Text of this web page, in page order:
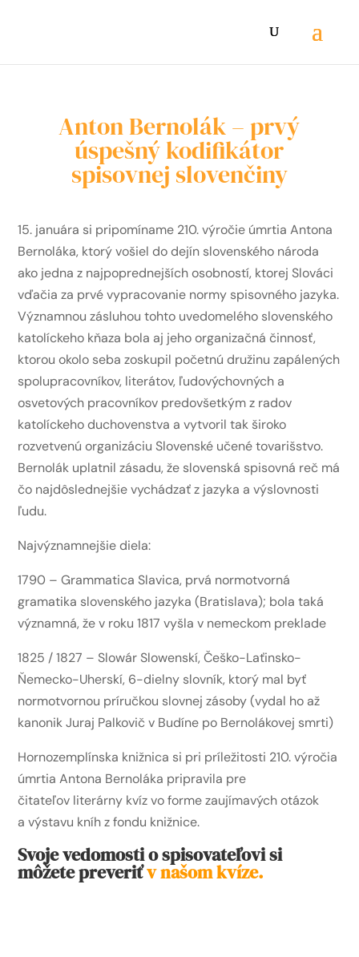
Anton Bernolák – prvý
úspešný kodifikátor
spisovnej slovenčiny
15. januára si pripomíname 210. výročie úmrtia Antona
Bernoláka, ktorý vošiel do dejín slovenského národa
ako jedna z najpoprednejších osobností, ktorej Slováci
vďačia za prvé vypracovanie normy spisovného jazyka.
Významnou zásluhou tohto uvedomelého slovenského
katolíckeho kňaza bola aj jeho organizačná činnosť,
ktorou okolo seba zoskupil početnú družinu zapálených
spolupracovníkov, literátov, ľudovýchovných a
osvetových pracovníkov predovšetkým z radov
katolíckeho duchovenstva a vytvoril tak široko
rozvetvenú organizáciu Slovenské učené tovarišstvo.
Bernolák uplatnil zásadu, že slovenská spisovná reč má
čo najdôslednejšie vychádzať z jazyka a výslovnosti
ľudu.
Najvýznamnejšie diela:
1790 – Grammatica Slavica, prvá normotvorná
gramatika slovenského jazyka (Bratislava); bola taká
významná, že v roku 1817 vyšla v nemeckom preklade
1825 / 1827 – Slowár Slowenskí, Češko-Laťinsko-
Ňemecko-Uherskí, 6-dielny slovník, ktorý mal byť
normotvornou príručkou slovnej zásoby (vydal ho až
kanonik Juraj Palkovič v Budíne po Bernolákovej smrti)
Hornozemplínska knižnica si pri príležitosti 210. výročia
úmrtia Antona Bernoláka pripravila pre
čitateľov literárny kvíz vo forme zaujímavých otázok
a výstavu kníh z fondu knižnice.
Svoje vedomosti o spisovateľovi si
môžete preveriťv našom kvíze.